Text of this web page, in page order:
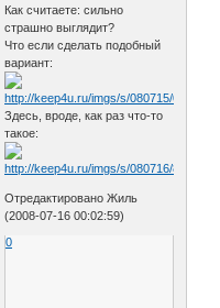
Как считаете: сильно
страшно выглядит?
Что если сделать подобный
вариант:
Здесь, вроде, как раз что-то
такое:
Отредактировано Жиль
(2008-07-16 00:02:59)
0